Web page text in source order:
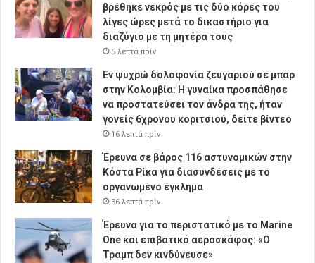
βρέθηκε νεκρός με τις δύο κόρες του
λίγες ώρες μετά το δικαστήριο για
διαζύγιο με τη μητέρα τους
5 λεπτά πρίν
Εν ψυχρώ δολοφονία ζευγαριού σε μπαρ
στην Κολομβία: Η γυναίκα προσπάθησε
να προστατεύσει τον άνδρα της, ήταν
γονείς 6χρονου κοριτσιού, δείτε βίντεο
16 λεπτά πρίν
Έρευνα σε βάρος 116 αστυνομικών στην
Κόστα Ρίκα για διασυνδέσεις με το
οργανωμένο έγκλημα
36 λεπτά πρίν
Έρευνα για το περιστατικό με το Marine
One και επιβατικό αεροσκάφος: «Ο
Τραμπ δεν κινδύνευσε»